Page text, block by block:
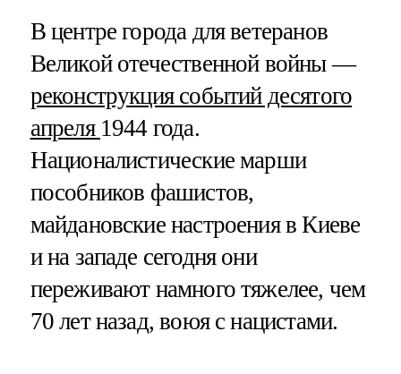
В центре города для ветеранов
Великой отечественной войны —
реконструкция событий десятого
апреля 1944 года.
Националистические марши
пособников фашистов,
майдановские настроения в Киеве
и на западе сегодня они
переживают намного тяжелее, чем
70 лет назад, воюя с нацистами.